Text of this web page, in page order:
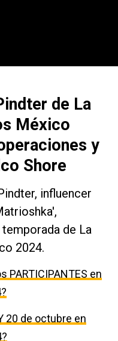
de La
México
y
Shore
influencer
de La
2024.
PARTICIPANTES en
20 de octubre en